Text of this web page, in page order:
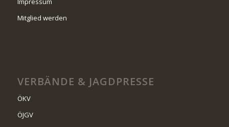
Mitglied werden
VERBÄNDE & JAGDPRESSE
ÖKV
ÖJGV